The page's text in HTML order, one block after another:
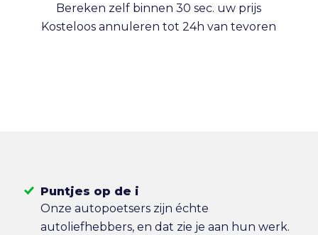
Bereken zelf binnen 30 sec. uw prijs
Kosteloos annuleren tot 24h van tevoren
Puntjes op de i
Onze autopoetsers zijn échte
autoliefhebbers, en dat zie je aan hun werk.